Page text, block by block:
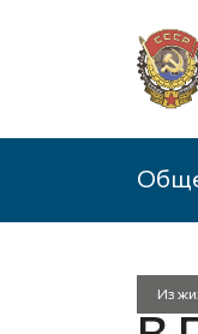
Из